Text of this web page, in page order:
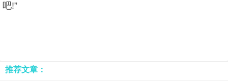
吧!”
推荐文章：